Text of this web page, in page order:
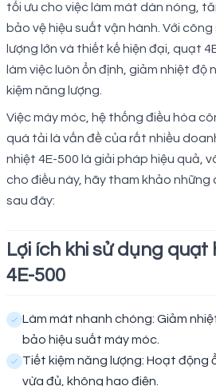
tối ưu cho việc làm mát dàn nóng,
bảo vệ hiệu suất vận hành. Với
lượng lớn và thiết kế hiện đại, quạt
làm việc luôn ổn định, giảm nhiệt độ
kiệm năng lượng.
Việc máy móc, hệ thống điều hòa
quá tải là vấn đề của rất nhiều
nhiệt 4E-500 là giải pháp hiệu quả,
cho điều này, hãy tham khảo những
sau đây:
Lợi ích khi sử dụng quạt
4E-500
Làm mát nhanh chóng: Giảm
bảo hiệu suất máy móc.
Tiết kiệm năng lượng: Hoạt động
vừa đủ, không hao điện.